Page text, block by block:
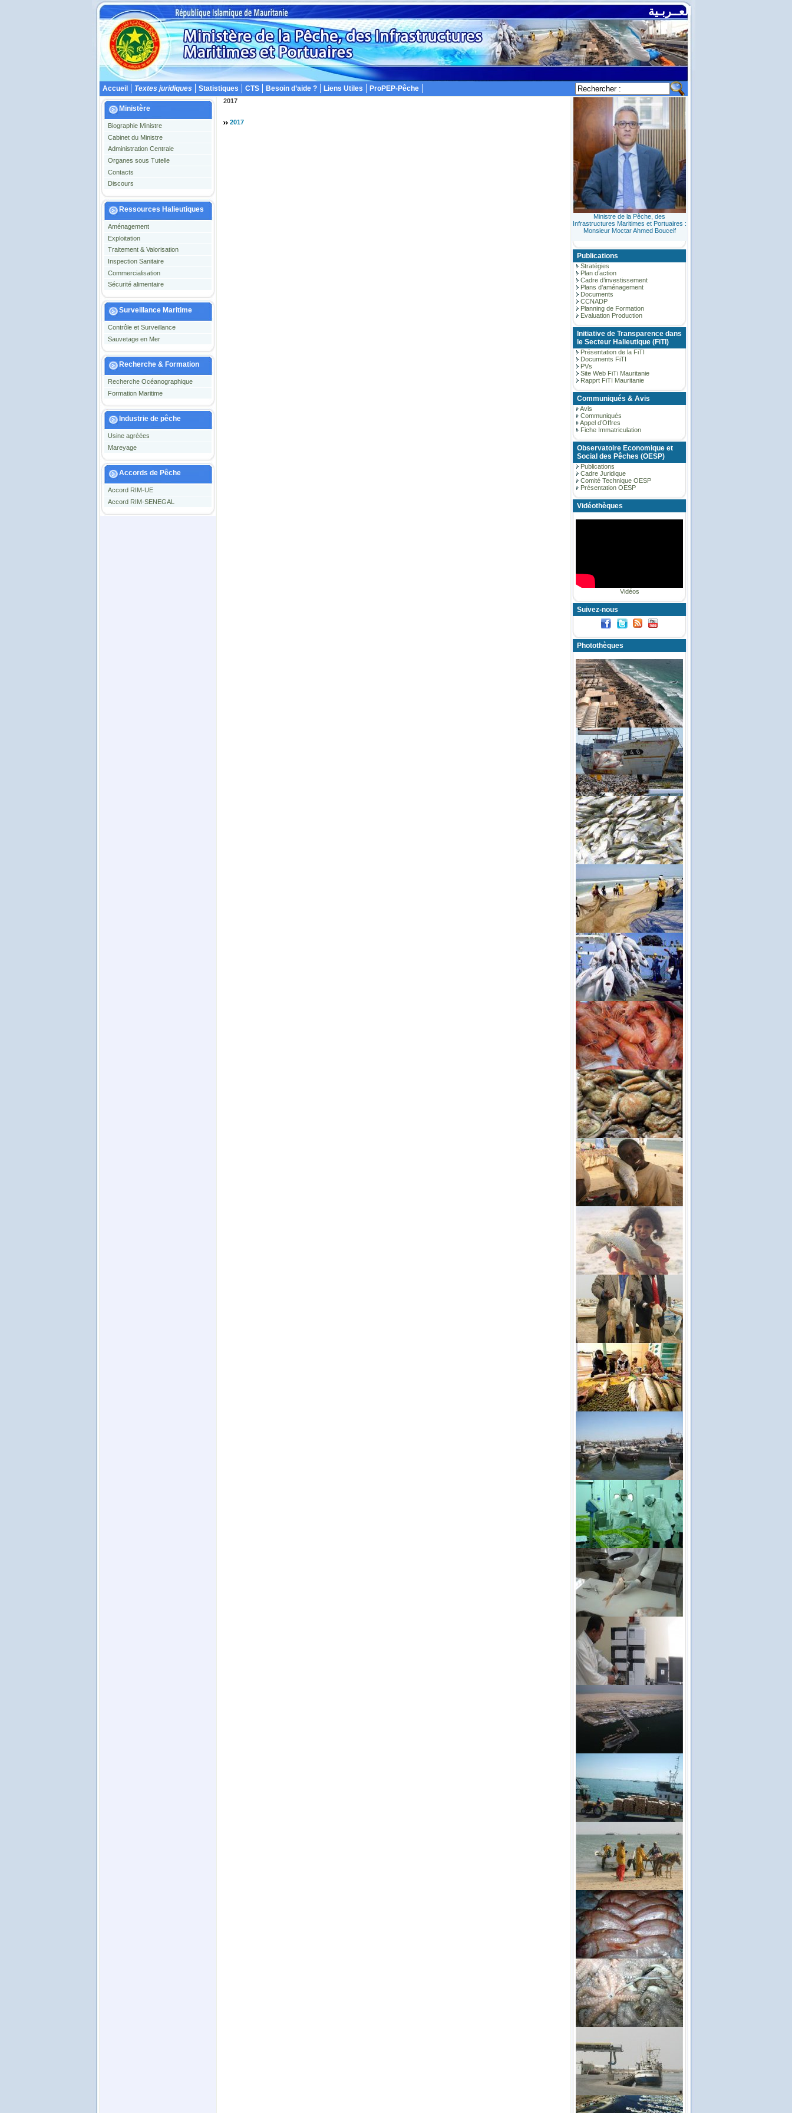
العــربـية
Accueil Textes juridiques Statistiques CTS Besoin d’aide ? Liens Utiles ProPEP-Pêche
Ministère
Biographie Ministre
Cabinet du Ministre
Administration Centrale
Organes sous Tutelle
Contacts
Discours
Ressources Halieutiques
Aménagement
Exploitation
Traitement & Valorisation
Inspection Sanitaire
Commercialisation
Sécurité alimentaire
Surveillance Maritime
Contrôle et Surveillance
Sauvetage en Mer
Recherche & Formation
Recherche Océanographique
Formation Maritime
Industrie de pêche
Usine agréées
Mareyage
Accords de Pêche
Accord RIM-UE
Accord RIM-SENEGAL
2017
2017
Ministre de la Pêche, des
Infrastructures Maritimes et Portuaires :
Monsieur Moctar Ahmed Bouceif
Publications
Stratégies
Plan d’action
Cadre d’investissement
Plans d’aménagement
Documents
CCNADP
Planning de Formation
Evaluation Production
Initiative de Transparence dans
le Secteur Halieutique (FiTI)
Présentation de la FiTI
Documents FiTI
PVs
Site Web FiTi Mauritanie
Rapprt FiTI Mauritanie
Communiqués & Avis
Avis
Communiqués
Appel d’Offres
Fiche Immatriculation
Observatoire Economique et
Social des Pêches (OESP)
Publications
Cadre Juridique
Comité Technique OESP
Présentation OESP
Vidéothèques
Vidéos
Suivez-nous
Photothèques